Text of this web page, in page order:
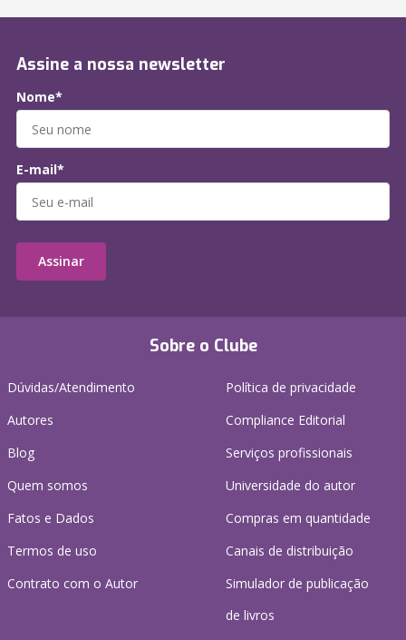
Sobre o Clube
Dúvidas/Atendimento
Autores
Blog
Quem somos
Fatos e Dados
Termos de uso
Contrato com o Autor
Política de privacidade
Compliance Editorial
Serviços profissionais
Universidade do autor
Compras em quantidade
Canais de distribuição
Simulador de publicação
de livros
Assine a nossa newsletter
Nome*
E-mail*
Assinar